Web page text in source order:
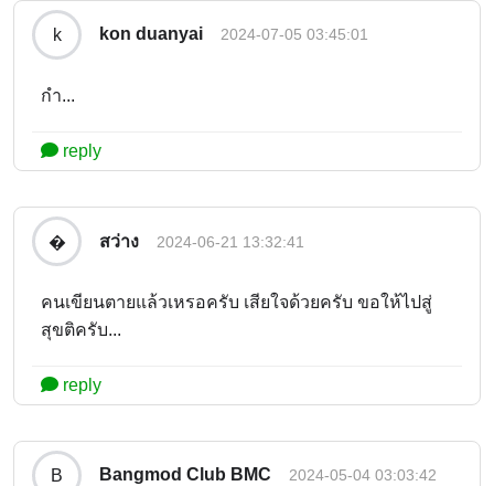
k kon duanyai 2024-07-05 03:45:01
กำ...
reply
� สว่าง 2024-06-21 13:32:41
คนเขียนตายแล้วเหรอครับ เสียใจด้วยครับ ขอให้ไปสู่
สุขติครับ...
reply
B Bangmod Club BMC 2024-05-04 03:03:42